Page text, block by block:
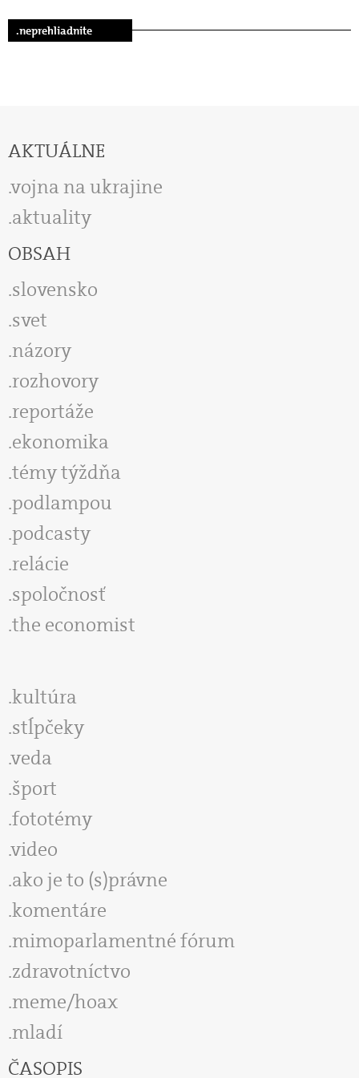
.neprehliadnite
AKTUÁLNE
vojna na ukrajine
aktuality
OBSAH
slovensko
svet
názory
rozhovory
reportáže
ekonomika
témy týždňa
podlampou
podcasty
relácie
spoločnosť
the economist
kultúra
stĺpčeky
veda
šport
fototémy
video
ako je to (s)právne
komentáre
mimoparlamentné fórum
zdravotníctvo
meme/hoax
mladí
ČASOPIS